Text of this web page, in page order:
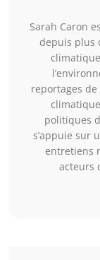
Sarah Caron
depuis plus
reportages
politiques
s’appuie sur
entretiens
acteurs